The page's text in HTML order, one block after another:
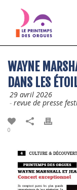
WAYNE
DANS LES
29 avril 2026
- revue de presse
0